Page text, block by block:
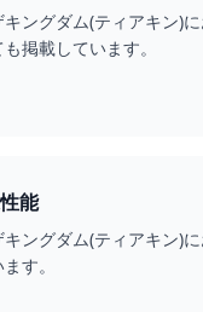
ングダム(ティアキン)
掲載しています。
能
ングダム(ティアキン)
す。